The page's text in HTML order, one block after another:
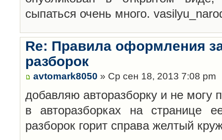
сыпаться очень много.
Re: Правила оформления
разборок
avtomark8050 » Ср сен 18, 2013 7:08 pm
добавляю авторазборку и не могу
в авторазборках на странице
разборок горит справа желтый